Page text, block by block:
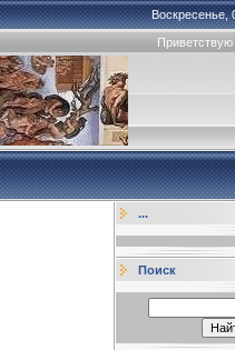
Воскресенье,
Приветствую
...
Поиск